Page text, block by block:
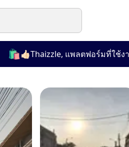
👍🏻Thaizzle, แพลตฟอร์มที่ใช้งานง่